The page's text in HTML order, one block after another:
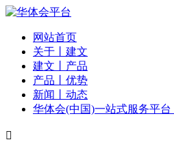
网站首页
关于丨建文
建文丨产品
产品丨优势
新闻丨动态
华体会(中国)一站式服务平台
